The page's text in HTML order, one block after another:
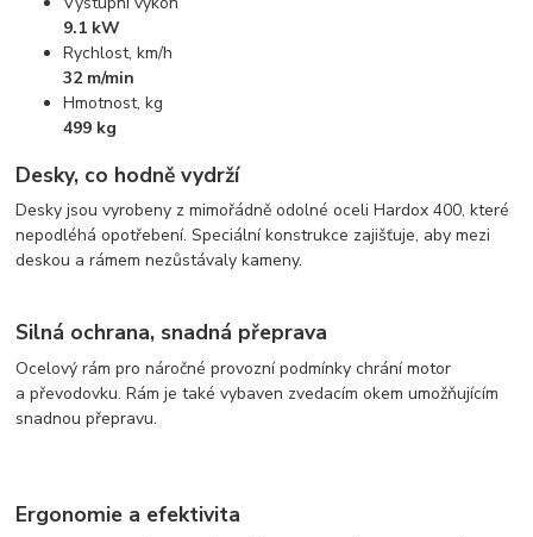
9.1 kW
Rychlost, km/h
32 m/min
Hmotnost, kg
499 kg
Desky, co hodně vydrží
Desky jsou vyrobeny z mimořádně odolné oceli Hardox 400, které
nepodléhá opotřebení. Speciální konstrukce zajišťuje, aby mezi
deskou a rámem nezůstávaly kameny.
Silná ochrana, snadná přeprava
Ocelový rám pro náročné provozní podmínky chrání motor
a převodovku. Rám je také vybaven zvedacím okem umožňujícím
snadnou přepravu.
Ergonomie a efektivita